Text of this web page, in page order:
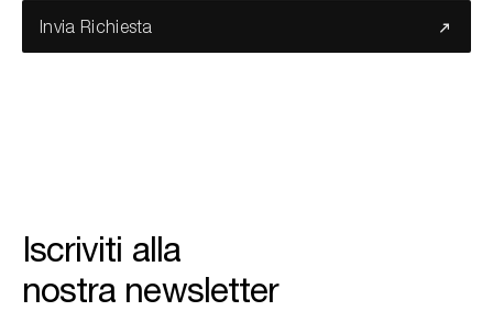
Invia Richiesta
Iscriviti alla
nostra newsletter